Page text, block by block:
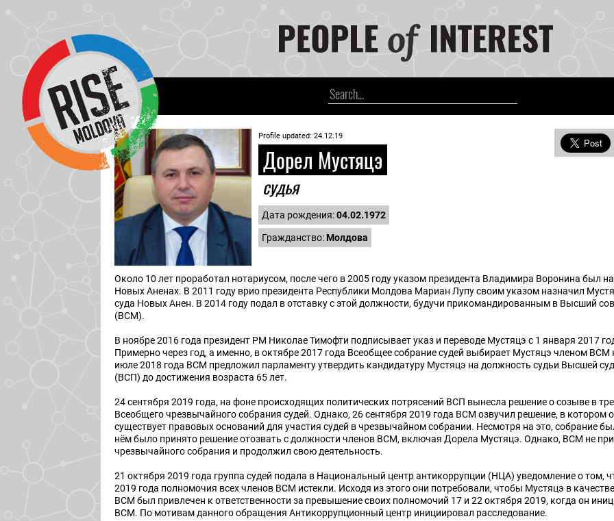
Profile updated: 24.12.19
Дорел Мустяцэ
судья
Дата рождения:04.02.1972
Гражданство: Молдова
Около 10 лет проработал нотариусом, после чего в 2005 году указом президента Владимира Воронина был
Новых Аненах. В 2011 году врио президента Республики Молдова Мариан Лупу своим указом назначил
суда Новых Анен. В 2014 году подал в отставку с этой должности, будучи прикомандированным в Высший
(ВСМ).
В ноябре 2016 года президент РМ Николае Тимофти подписывает указ и переводе Мустяцэ с 1 января 2017
Примерно через год, а именно, в октябре 2017 года Всеобщее собрание судей выбирает Мустяцэ членом ВСМ
июле 2018 года ВСМ предложил парламенту утвердить кандидатуру Мустяцэ на должность судьи Высшей
(ВСП) до достижения возраста 65 лет.
24 сентября 2019 года, на фоне происходящих политических потрясений ВСП вынесла решение о созыве в
Всеобщего чрезвычайного собрания судей. Однако, 26 сентября 2019 года ВСМ озвучил решение, в котором
существует правовых оснований для участия судей в чрезвычайном собрании. Несмотря на это, собрание
нём было принято решение отозвать с должности членов ВСМ, включая Дорела Мустяцэ. Однако, ВСМ не
чрезвычайного собрания и продолжил свою деятельность.
21 октября 2019 года группа судей подала в Национальный центр антикоррупции (НЦА) уведомление о том,
2019 года полномочия всех членов ВСМ истекли. Исходя из этого они потребовали, чтобы Мустяцэ в
ВСМ был привлечен к ответственности за превышение своих полномочий 17 и 22 октября 2019, когда он
ВСМ. По мотивам данного обращения Антикоррупционный центр инициировал расследование.